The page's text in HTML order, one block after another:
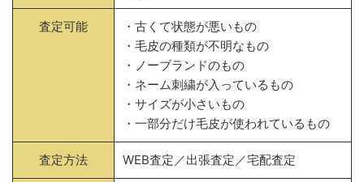
査定可能
・古くて状態が悪いもの
・毛皮の種類が不明なもの
・ノーブランドのもの
・ネーム刺繍が入っているもの
・サイズが小さいもの
・一部分だけ毛皮が使われているもの
査定方法 WEB査定／出張査定／宅配査定